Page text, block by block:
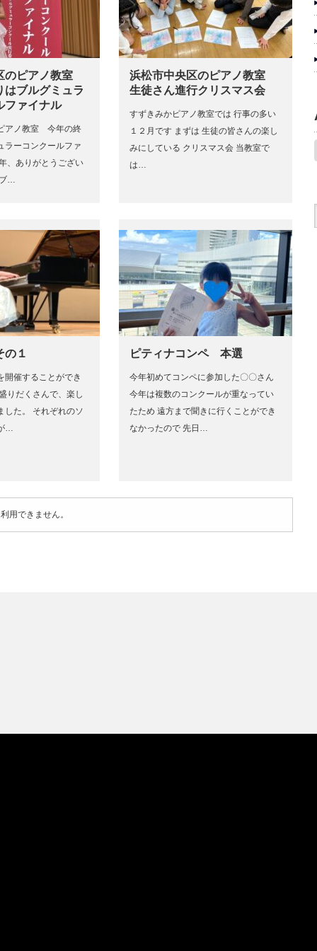
のピアノ教室
はブルグミュラ
ファイナル
アノ教室 今年の終
ラーコンクールファ
、ありがとうござい
…
浜松市中央区のピアノ教室
生徒さん進行クリスマス会
すずきみかピアノ教室では 行事の多い
１２月です まずは 生徒の皆さんの楽し
みにしている クリスマス会 当教室で
は…
の１
開催することができ
りだくさんで、楽し
した。 それぞれのソ
…
ピティナコンペ 本選
今年初めてコンペに参加した〇〇さん
今年は複数のコンクールが重なってい
たため 遠方まで聞きに行くことができ
なかったので 先日…
用できません。